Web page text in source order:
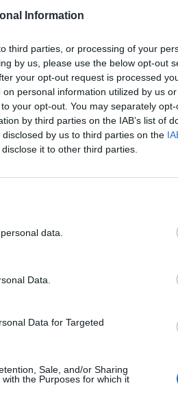
Information
third parties, or processing of your
by us, please use the below opt-out
your opt-out request is processed
personal information utilized by us
your opt-out. You may separately
by third parties on the IAB’s list of
by us to third parties on the
it to other third parties.
data.
Data.
Data for Targeted
Sale, and/or Sharing
the Purposes for which it
létesítményi
erőpróbára - írták.
állványra futnak fel a
nehéz összetekert
Ezután egy
"célba lőniük". Végül egy
rajtuk kívül tíz
érkeznek.
vármegyéjéből. "Azok,
a